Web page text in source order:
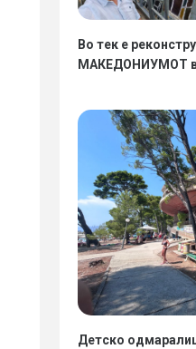
Во тек е
МАКЕДОНИУМОТ
Детско